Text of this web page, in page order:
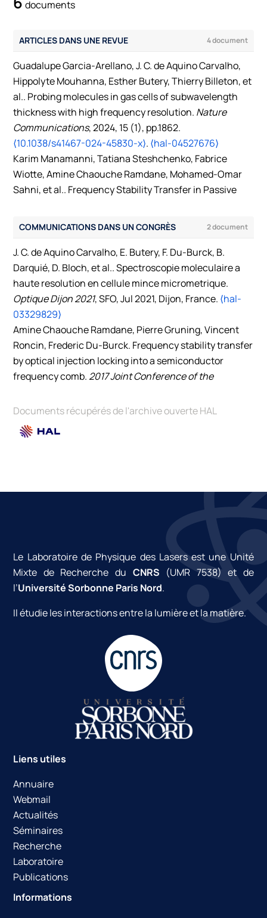
documents
ARTICLES DANS UNE REVUE 4 document
Guadalupe Garcia-Arellano, J. C. de Aquino Carvalho,
Hippolyte Mouhanna, Esther Butery, Thierry Billeton, et
al.. Probing molecules in gas cells of subwavelength
thickness with high frequency resolution. Nature
Communications, 2024, 15 (1), pp.1862.
⟨10.1038/s41467-024-45830-x⟩. ⟨hal-04527676⟩
Karim Manamanni, Tatiana Steshchenko, Fabrice
Wiotte, Amine Chaouche Ramdane, Mohamed-Omar
Sahni, et al.. Frequency Stability Transfer in Passive
Optical Injection Locking. IEEE Journal of Quantum
⟨10.1109/JQE.2022.3145867⟩.⟨hal-03531674⟩
Pierre Gruning, Amine Chaouche-Ramdane, Karim
Manamanni, Thinhinane Aoudjit, Vincent Roncin, et al..
All-fiber ring-cavity for frequency stability transfer at
155 μm.Applied optics
⟨10.1364/AO.58.001502⟩.⟨hal-02284219⟩
Amine Chaouche Ramdane, Pierre Gruning, Vincent
Roncin, Frédéric Du-Burck. Stability transfer at 1.5 μm
for metrological applications using a commercial
⟨10.1364/AO.56.000008⟩. ⟨hal-02284225⟩
COMMUNICATIONS DANS UN CONGRÈS 2 document
J. C. de Aquino Carvalho, E. Butery, F. Du-Burck, B.
Darquié, D. Bloch, et al.. Spectroscopie moleculaire a
haute resolution en cellule mince micrometrique.
Optique Dijon 2021, SFO, Jul 2021, Dijon, France. ⟨hal-
03329829⟩
Amine Chaouche Ramdane, Pierre Gruning, Vincent
Roncin, Frederic Du-Burck. Frequency stability transfer
by optical injection locking into a semiconductor
frequency comb. 2017 Joint Conference of the
International Frequency Control Symposium
(EFTF/IFC)
⟨hal-02284220⟩
Documents récupérés de l'archive ouverte HAL
Le Laboratoire de Physique des Lasers est une Unité
Mixte de Recherche du CNRS (UMR 7538) et de
l’Université Sorbonne Paris Nord.
Il étudie les interactions entre la lumière et la matière.
Liens utiles
Annuaire
Webmail
Actualités
Séminaires
Recherche
Laboratoire
Publications
Informations